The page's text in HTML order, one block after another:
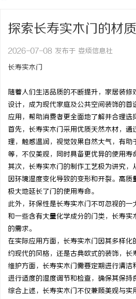
探索长寿实木门的材
2026-07-08 发布于 娄烦信息社
长寿实木门
随着人们生活品质的不断提升，家居装
设计，成为现代家庭及公共空间装饰的
应用，帮助消费者更全面地了解并合理选
首先，长寿实木门采用优质天然木材，
理，触感温润，视觉效果自然大气，有
等，不仅美观，同时具备更优异的使用寿
其次，长寿实木门的制作工艺极为讲究
因环境湿度变化导致的变形和开裂。高
极大地延长了门的使用寿命。
此外，环保性是长寿实木门不可忽视的
和一些含有大量化学成分的门类，长寿
的需求。
在实际应用方面，长寿实木门因其多样
约现代的风格，还是古典欧式的装饰，
维护方面，长寿实木门需要定期进行清
进行适度的湿度调节和检查，确保其保
综合上述，长寿实木门不仅兼顾美观与